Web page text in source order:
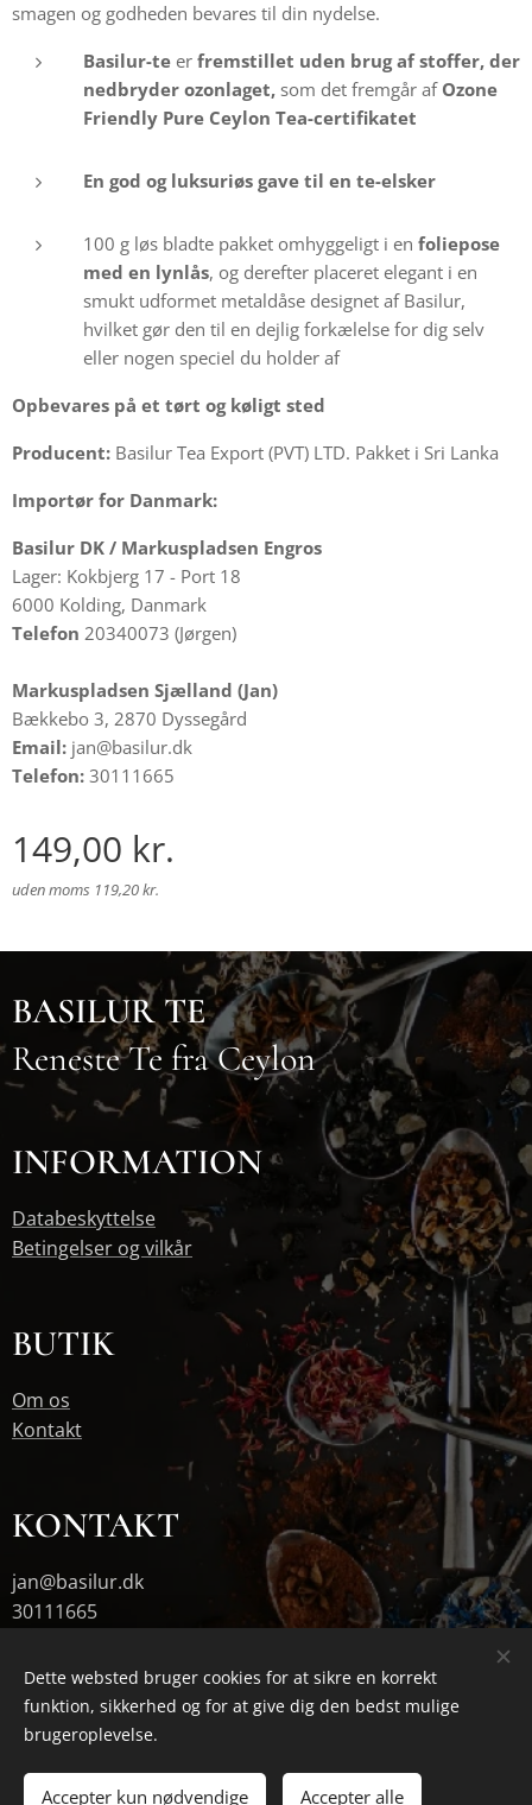
smagen og godheden bevares til din nydelse.
Basilur-te er fremstillet uden brug af stoffer, der
nedbryder ozonlaget, som det fremgår af Ozone
Friendly Pure Ceylon Tea-certifikatet
En god og luksuriøs gave til en te-elsker
100 g løs bladte pakket omhyggeligt i en foliepose
med en lynlås, og derefter placeret elegant i en
smukt udformet metaldåse designet af Basilur,
hvilket gør den til en dejlig forkælelse for dig selv
eller nogen speciel du holder af
Opbevares på et tørt og køligt sted
Producent: Basilur Tea Export (PVT) LTD. Pakket i Sri Lanka
Importør for Danmark:
Basilur DK / Markuspladsen Engros
Lager: Kokbjerg 17 - Port 18
6000 Kolding, Danmark
Telefon 20340073 (Jørgen)
Markuspladsen Sjælland (Jan)
Bækkebo 3, 2870 Dyssegård
Email: jan@basilur.dk
Telefon: 30111665
149,00 kr.
uden moms 119,20 kr.
Udsolgt
BASILUR TE
Reneste Te fra Ceylon
INFORMATION
Databeskyttelse
Betingelser og vilkår
BUTIK
Om os
Kontakt
KONTAKT
jan@basilur.dk
30111665
Cookies
Dette websted bruger cookies for at sikre en korrekt
funktion, sikkerhed og for at give dig den bedst mulige
brugeroplevelse.
Accepter kun nødvendige Accepter alle